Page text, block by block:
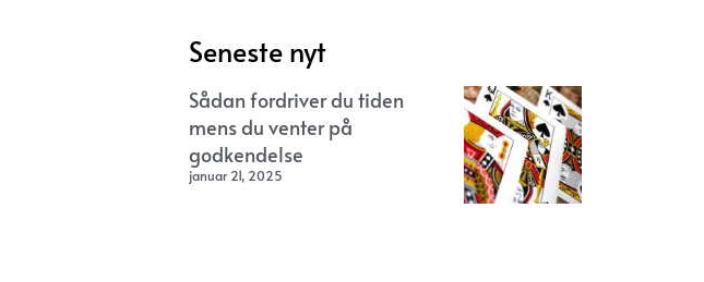
Seneste nyt
Sådan fordriver du tiden
mens du venter på
godkendelse
januar 21, 2025